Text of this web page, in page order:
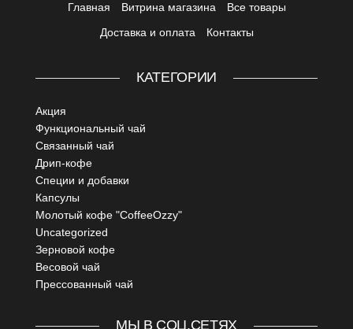
Главная Витрина магазина
Все товары
Доставка и оплата
Контакты
КАТЕГОРИИ
Акция
Функциональный чай
Связанный чай
Дрип-кофе
Специи и добавки
Капсулы
Молотый кофе "CoffeeOzzy"
Uncategorized
Зерновой кофе
Весовой чай
Прессованный чай
МЫ В СОЦ.СЕТЯХ